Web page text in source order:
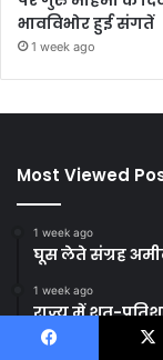
भावविभोर हुई संगतें
1 week ago
Most Viewed
1 week ago
घूस लेते संग्रह
1 week ago
राज्य में शत-
धन सिंह रावत